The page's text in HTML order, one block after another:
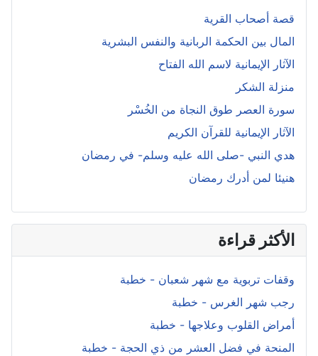
قصة أصحاب القرية
المال بين الحكمة الربانية والنفس البشرية
الآثار الإيمانية لاسم الله الفتاح
منزلة الشكر
سورة العصر طوق النجاة من الخُسْر
الآثار الإيمانية للقرآن الكريم
هدي النبي -صلى الله عليه وسلم- في رمضان
هنيئا لمن أدرك رمضان
الأكثر قراءة
وقفات تربوية مع شهر شعبان - خطبة
رجب شهر الغرس - خطبة
أمراض القلوب وعلاجها - خطبة
المنحة في فضل العشر من ذي الحجة - خطبة